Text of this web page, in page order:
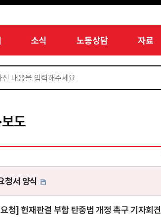
소식 노동상담 자료
보도
청서 양식
청] 헌재판결 부합 탄중법 개정 촉구 기자회견